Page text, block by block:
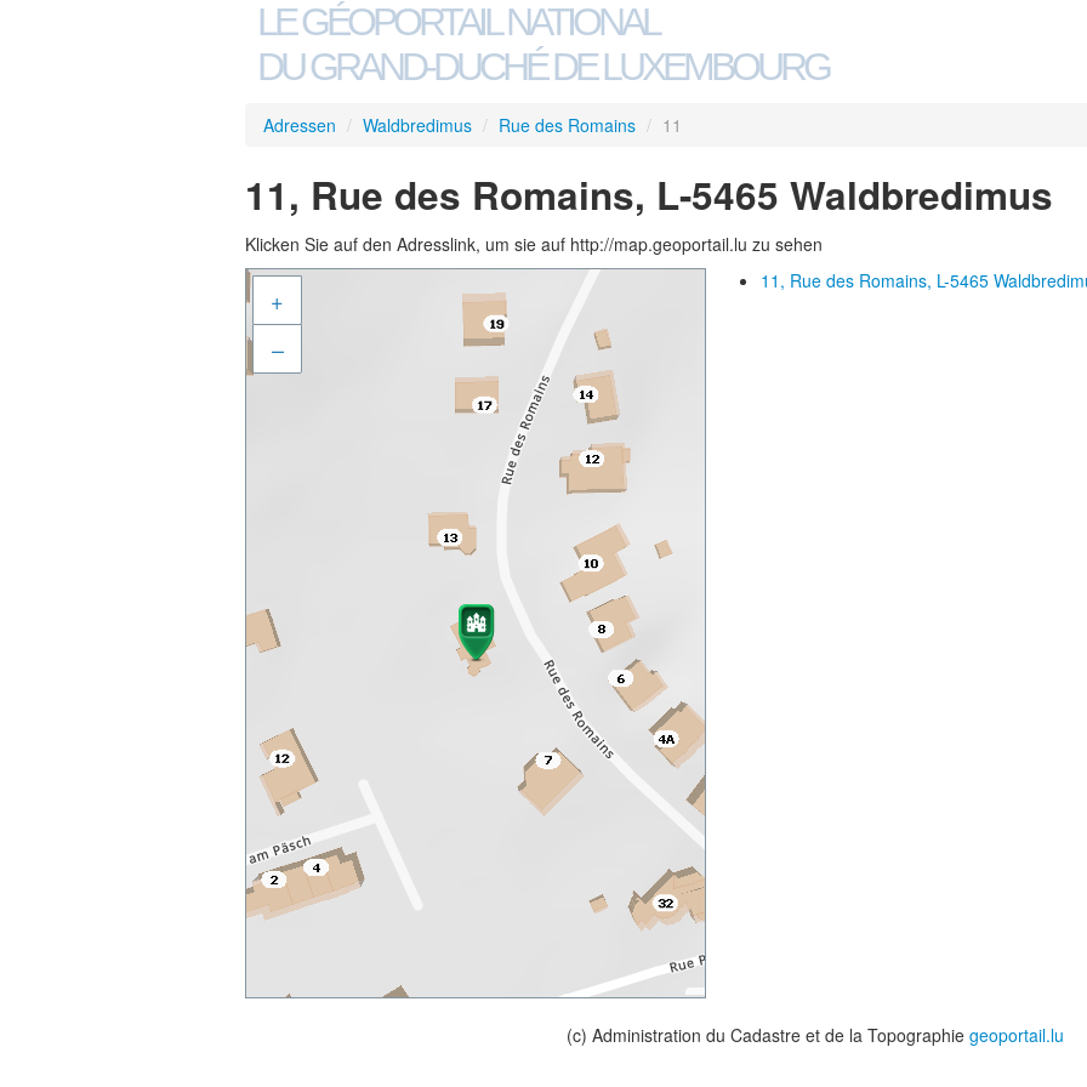
LE GÉOPORTAIL NATIONAL
DU GRAND-DUCHÉ DE LUXEMBOURG
Adressen / Waldbredimus / Rue des Romains / 11
11, Rue des Romains, L-5465 Waldbredimus
Klicken Sie auf den Adresslink, um sie auf http://map.geoportail.lu zu sehen
+
–
11, Rue des Romains, L-5465
(c) Administration du Cadastre et de la Topographie geoportail.lu